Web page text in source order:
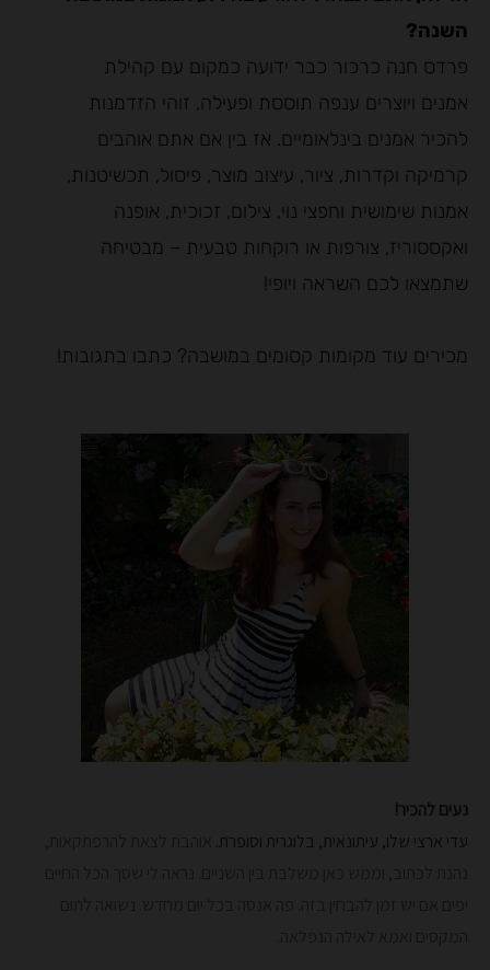
השנה?
פרדס חנה כרכור כבר ידועה כמקום עם קהילת
אמנים ויוצרים ענפה תוססת ופעילה, זוהי הזדמנות
להכיר אמנים בינלאומיים. אז בין אם אתם אוהבים
קרמיקה וקדרות, ציור, עיצוב מוצר, פיסול, תכשיטנות,
אמנות שימושית וחפצי נוי, צילום, זכוכית, אופנה
ואקססוריז, צורפות או רוקחות טבעית – מבטיחה
שתמצאו לכם השראה ויופי!
מכירים עוד מקומות קסומים במושבה? כתבו בתגובות!
נעים להכיר!
עדי ארצי שלו, עיתונאית, בלוגרית וסופרת.